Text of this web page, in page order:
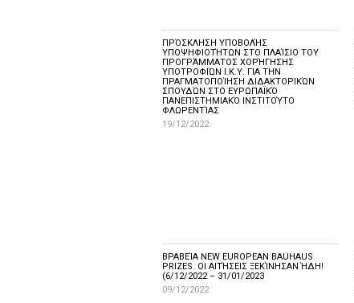
ΠΡΌΣΚΛΗΣΗ ΥΠΟΒΟΛΉΣ
ΥΠΟΨΗΦΙΟΤΉΤΩΝ ΣΤΟ ΠΛΑΊΣΙΟ ΤΟΥ
ΠΡΟΓΡΆΜΜΑΤΟΣ ΧΟΡΉΓΗΣΗΣ
ΥΠΟΤΡΟΦΙΏΝ Ι.Κ.Υ. ΓΙΑ ΤΗΝ
ΠΡΑΓΜΑΤΟΠΟΊΗΣΗ ΔΙΔΑΚΤΟΡΙΚΏΝ
ΣΠΟΥΔΏΝ ΣΤΟ ΕΥΡΩΠΑΪΚΌ
ΠΑΝΕΠΙΣΤΗΜΙΑΚΌ ΙΝΣΤΙΤΟΎΤΟ
ΦΛΩΡΕΝΤΊΑΣ
19/12/2022
ΒΡΑΒΕΊΑ NEW EUROPEAN BAUHAUS
PRIZES. ΟΙ ΑΙΤΉΣΕΙΣ ΞΕΚΊΝΗΣΑΝ ΉΔΗ!
(6/12/2022 – 31/01/2023
09/12/2022